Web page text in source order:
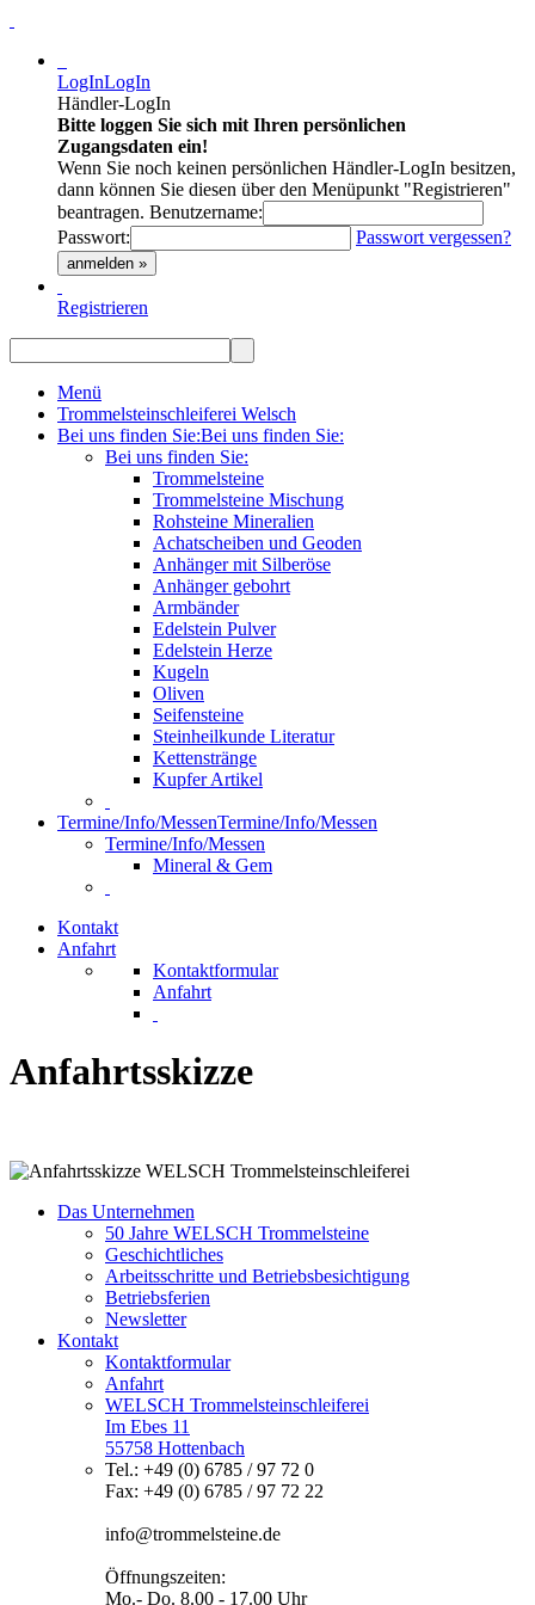
LogInLogIn
Händler-LogIn
Bitte loggen Sie sich mit Ihren persönlichen
Zugangsdaten ein!
Wenn Sie noch keinen persönlichen Händler-LogIn besitzen,
dann können Sie diesen über den Menüpunkt "Registrieren"
beantragen. Benutzername:
Passwort:
Passwort vergessen?
anmelden »
Registrieren
Menü
Trommelsteinschleiferei Welsch
Bei uns finden Sie:Bei uns finden Sie:
Bei uns finden Sie:
Trommelsteine
Trommelsteine Mischung
Rohsteine Mineralien
Achatscheiben und Geoden
Anhänger mit Silberöse
Anhänger gebohrt
Armbänder
Edelstein Pulver
Edelstein Herze
Kugeln
Oliven
Seifensteine
Steinheilkunde Literatur
Kettenstränge
Kupfer Artikel
Termine/Info/MessenTermine/Info/Messen
Termine/Info/Messen
Mineral & Gem
Kontakt
Anfahrt
Kontaktformular
Anfahrt
Anfahrtsskizze
Das Unternehmen
50 Jahre WELSCH Trommelsteine
Geschichtliches
Arbeitsschritte und Betriebsbesichtigung
Betriebsferien
Newsletter
Kontakt
Kontaktformular
Anfahrt
WELSCH Trommelsteinschleiferei
Im Ebes 11
55758 Hottenbach
Tel.: +49 (0) 6785 / 97 72 0
Fax: +49 (0) 6785 / 97 72 22
info@trommelsteine.de
Öffnungszeiten:
Mo.- Do. 8.00 - 17.00 Uhr